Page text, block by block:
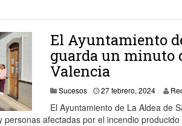
Gobierno de Canarias y Ministerio de
15 febrero, 2024
La Comunidad de Regantes ‘Aldea de
19 diciembre, 2023
Víctor Hernández (PP) toma posesión
El Ayuntamiento
guarda un minuto
Valencia
Sucesos 27 febrero, 202427
El Ayuntamiento de La Aldea de
personas afectadas por el incendio